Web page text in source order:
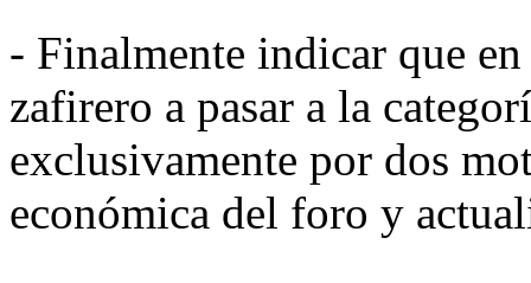
- Finalmente indicar que
zafirero a pasar a la
exclusivamente por dos
económica del foro y